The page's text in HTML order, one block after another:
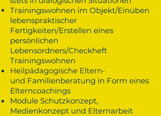
Trainingswohnen im Objekt/Einüben
lebenspraktischer
Fertigkeiten/Erstellen eines
persönlichen
Lebensordners/Checkheft
Trainingswohnen
Heilpädagogische Eltern-
und Familienberatung in Form eines
Elterncoachings
Module Schutzkonzept,
Medienkonzept und Elternarbeit